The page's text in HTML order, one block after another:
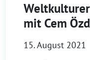
mit Cem
15. August 2021